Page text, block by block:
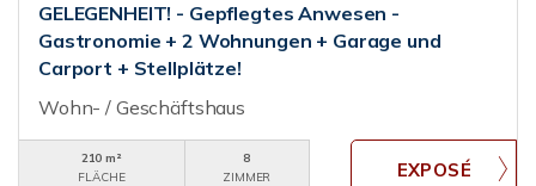
GELEGENHEIT! - Gepflegtes Anwesen -
Gastronomie + 2 Wohnungen + Garage und
Carport + Stellplätze!
Wohn- / Geschäftshaus
210 m²
FLÄCHE
8
ZIMMER